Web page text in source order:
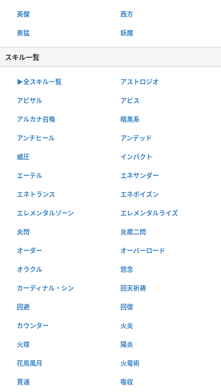
英傑 西方
勇猛 妖魔
スキル一覧
▶︎全スキル一覧 アストロジオ
アビサル アビス
アルカナ召喚 暗黒系
アンチヒール アンデッド
威圧 インパクト
エーテル エネサンダー
エネトランス エネポイズン
エレメンタルゾーン エレメンタルライズ
炎閃 炎癒二閃
オーダー オーバーロード
オラクル 怨念
カーディナル・シン 回天祈祷
回避 回復
カウンター 火炎
火球 陽炎
花鳥風月 火竜術
貫通 吸収